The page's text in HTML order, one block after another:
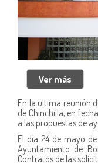
En la última reunión
de Chinchilla, en
a las propuestas de
El día 24 de mayo
Ayuntamiento de
Contratos de las